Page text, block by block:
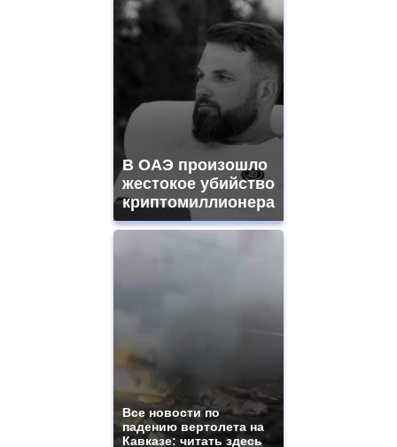
В ОАЭ произошло
жестокое убийство
криптомиллионера
Все новости по
падению вертолета на
Кавказе: читать здесь